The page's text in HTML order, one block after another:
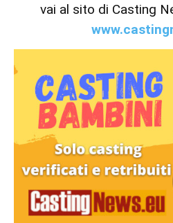
vai al sito di Casting